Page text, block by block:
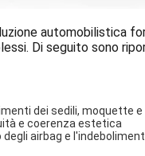
automobilistica
Di seguito sono
dei sedili, moquette
e coerenza estetica
airbag e